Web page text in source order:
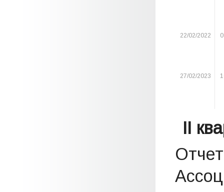
22/02/2022
27/02/2023
II